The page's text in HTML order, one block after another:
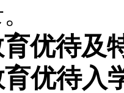
优待及
育优待入